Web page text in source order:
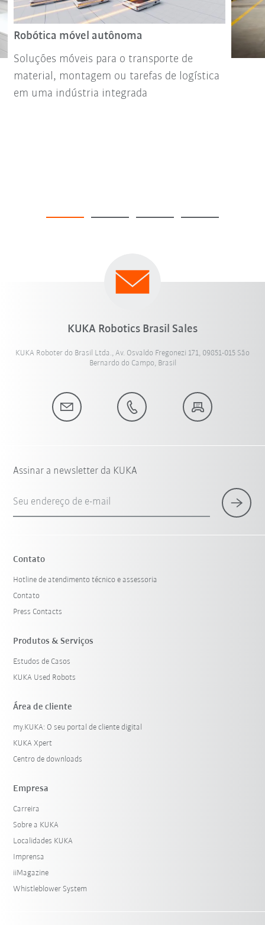
Robótica móvel autônoma
Soluções móveis para o transporte de
material, montagem ou tarefas de logística
em uma indústria integrada
KUKA Robotics Brasil Sales
KUKA Roboter do Brasil Ltda., Av. Osvaldo Fregonezi 171, 09851-015 São
Bernardo do Campo, Brasil
Assinar a newsletter da KUKA
Seu endereço de e-mail
Contato
Hotline de atendimento técnico e assessoria
Contato
Press Contacts
Produtos & Serviços
Estudos de Casos
KUKA Used Robots
Área de cliente
my.KUKA: O seu portal de cliente digital
KUKA Xpert
Centro de downloads
Empresa
Carreira
Sobre a KUKA
Localidades KUKA
Imprensa
iiMagazine
Whistleblower System